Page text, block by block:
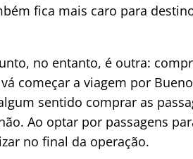
fica mais caro para
no entanto, é outra:
começar a viagem por
sentido comprar as
Ao optar por passagens
no final da operação.